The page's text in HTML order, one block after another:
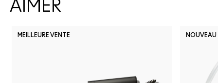
AIMER
MEILLEURE VENTE NOUVEAU